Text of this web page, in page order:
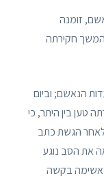
זומנה
וביום 22.10.20נשמע המשך חקירתה
עדות הנאשם; וביום
טען בין היתר, כי
הגשת כתב
את הסב נוגע
בקשה